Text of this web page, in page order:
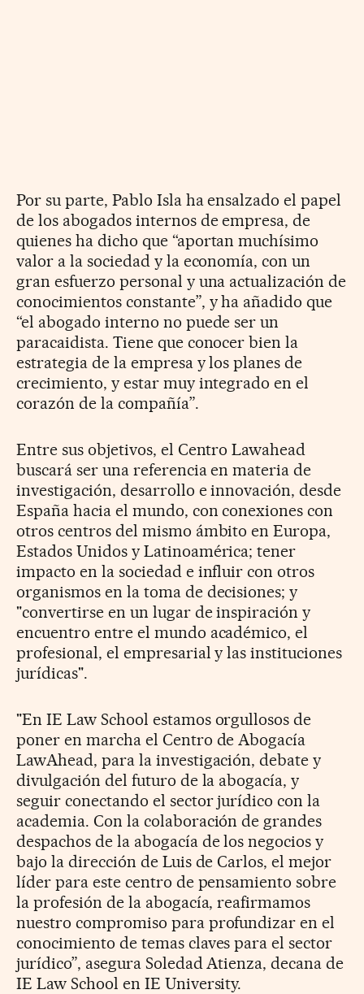
Por su parte, Pablo Isla ha ensalzado el papel
de los abogados internos de empresa, de
quienes ha dicho que “aportan muchísimo
valor a la sociedad y la economía, con un
gran esfuerzo personal y una actualización de
conocimientos constante”, y ha añadido que
“el abogado interno no puede ser un
paracaidista. Tiene que conocer bien la
estrategia de la empresa y los planes de
crecimiento, y estar muy integrado en el
corazón de la compañía”.
Entre sus objetivos, el Centro Lawahead
buscará ser una referencia en materia de
investigación, desarrollo e innovación, desde
España hacia el mundo, con conexiones con
otros centros del mismo ámbito en Europa,
Estados Unidos y Latinoamérica; tener
impacto en la sociedad e influir con otros
organismos en la toma de decisiones; y
"convertirse en un lugar de inspiración y
encuentro entre el mundo académico, el
profesional, el empresarial y las instituciones
jurídicas".
"En IE Law School estamos orgullosos de
poner en marcha el Centro de Abogacía
LawAhead, para la investigación, debate y
divulgación del futuro de la abogacía, y
seguir conectando el sector jurídico con la
academia. Con la colaboración de grandes
despachos de la abogacía de los negocios y
bajo la dirección de Luis de Carlos, el mejor
líder para este centro de pensamiento sobre
la profesión de la abogacía, reafirmamos
nuestro compromiso para profundizar en el
conocimiento de temas claves para el sector
jurídico”, asegura Soledad Atienza, decana de
IE Law School en IE University.